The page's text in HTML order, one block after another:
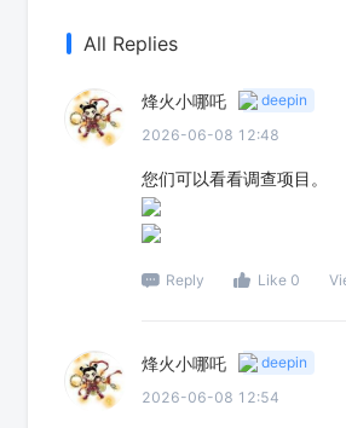
All Replies
烽火小哪吒
deepin
2026-06-08 12:48
您们可以看看调查项目。
Reply Like 0
烽火小哪吒
deepin
2026-06-08 12:54